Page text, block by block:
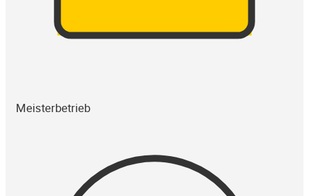
Meisterbetrieb